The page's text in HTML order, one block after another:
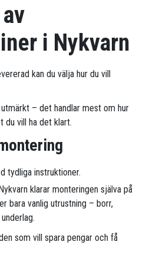
i Nykvarn
kan du välja hur du vill
– det handlar mest om hur
du vill ha det klart.
tydliga instruktioner.
klarar monteringen själva på
bara vanlig utrustning – borr,
som vill spara pengar och få